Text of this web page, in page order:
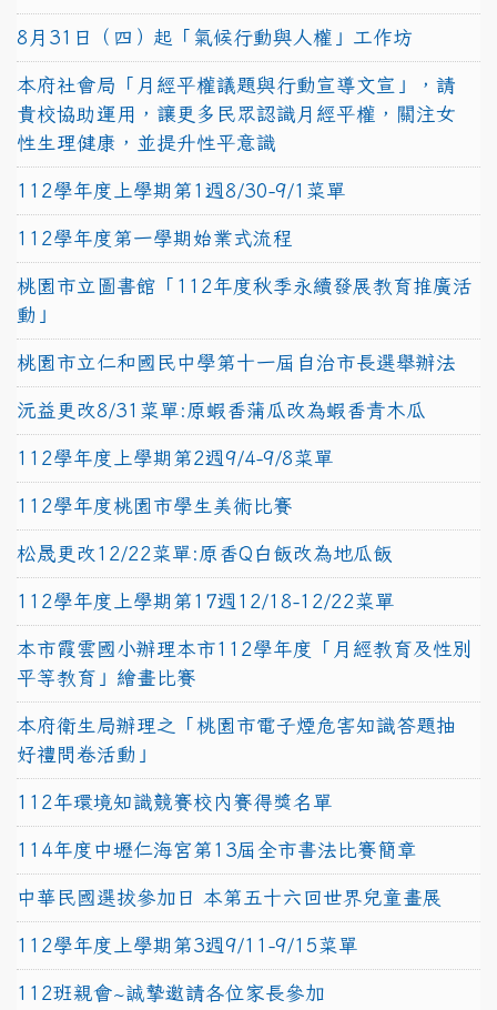
8月31日（四）起「氣候行動與人權」工作坊
本府社會局「月經平權議題與行動宣導文宣」，請
貴校協助運用，讓更多民眾認識月經平權，關注女
性生理健康，並提升性平意識
112學年度上學期第1週8/30-9/1菜單
112學年度第一學期始業式流程
桃園市立圖書館「112年度秋季永續發展教育推廣活
動」
桃園市立仁和國民中學第十一屆自治市長選舉辦法
沅益更改8/31菜單:原蝦香蒲瓜改為蝦香青木瓜
112學年度上學期第2週9/4-9/8菜單
112學年度桃園市學生美術比賽
松晟更改12/22菜單:原香Q白飯改為地瓜飯
112學年度上學期第17週12/18-12/22菜單
本市霞雲國小辦理本市112學年度「月經教育及性別
平等教育」繪畫比賽
本府衛生局辦理之「桃園市電子煙危害知識答題抽
好禮問卷活動」
112年環境知識競賽校內賽得獎名單
114年度中壢仁海宮第13屆全市書法比賽簡章
中華民國選拔參加日 本第五十六回世界兒童畫展
112學年度上學期第3週9/11-9/15菜單
112班親會~誠摯邀請各位家長參加